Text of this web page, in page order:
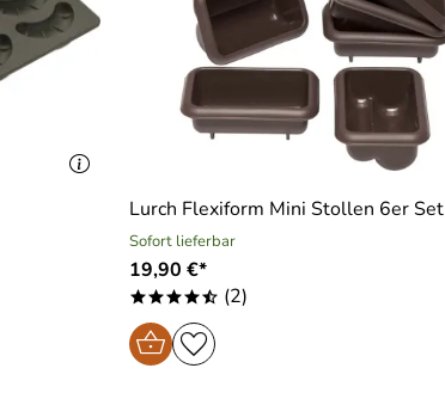
Lurch Flexiform Mini Stollen 6er Set
Sofort lieferbar
19,90 €*
****/ (2)